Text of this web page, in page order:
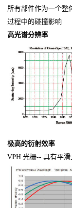
所有部件作为一个整
过程中的碰撞影响
高光谱分辨率
极高的衍射效率
VPH 光栅-- 具有平